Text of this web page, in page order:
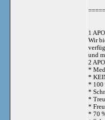
1
Wir
und
2
*
*
* 100
*
*
*
* 70